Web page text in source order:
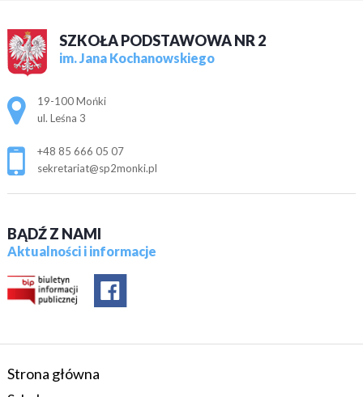
SZKOŁA PODSTAWOWA NR 2
im. Jana Kochanowskiego
Adres pocztowy:
19-100 Mońki
ul. Leśna 3
+48 85 666 05 07
sekretariat@sp2monki.pl
BĄDŹ Z NAMI
Aktualności i informacje
Strona główna